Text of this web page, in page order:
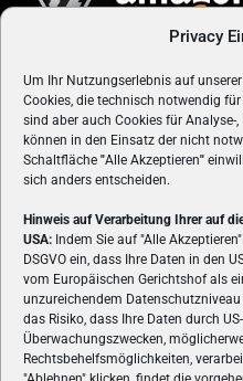
Privacy
Um Ihr Nutzungserlebnis auf
Cookies, die technisch notwendig
sind aber auch Cookies für Analyse-
können in den Einsatz der nicht
Schaltfläche "Alle Akzeptieren"
sich anders entscheiden.
Hinweis auf Verarbeitung Ihrer auf
USA: Indem Sie auf "Alle
DSGVO ein, dass Ihre Daten in den
vom Europäischen Gerichtshof als
unzureichendem
das Risiko, dass Ihre Daten durch
Überwachungszwecken,
Rechtsbehelfsmöglichkeiten,
VON GAMERN, FÜR
Spielemagazin Österreichs
Reviews und Videos zu PC-
Hardware und aus